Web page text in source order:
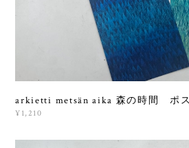
arkietti metsän aika 森の時間 ポ
¥1,210